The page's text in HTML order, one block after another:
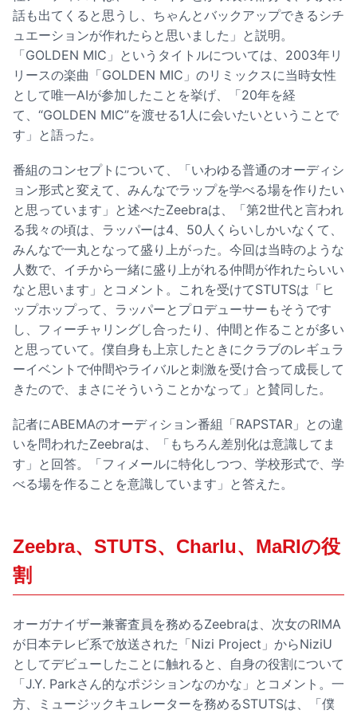
話も出てくると思うし、ちゃんとバックアップできるシチ
ュエーションが作れたらと思いました」と説明。
「GOLDEN MIC」というタイトルについては、2003年リ
リースの楽曲「GOLDEN MIC」のリミックスに当時女性
として唯一AIが参加したことを挙げ、「20年を経
て、“GOLDEN MIC”を渡せる1人に会いたいということで
す」と語った。
番組のコンセプトについて、「いわゆる普通のオーディシ
ョン形式と変えて、みんなでラップを学べる場を作りたい
と思っています」と述べたZeebraは、「第2世代と言われ
る我々の頃は、ラッパーは4、50人くらいしかいなくて、
みんなで一丸となって盛り上がった。今回は当時のような
人数で、イチから一緒に盛り上がれる仲間が作れたらいい
なと思います」とコメント。これを受けてSTUTSは「ヒ
ップホップって、ラッパーとプロデューサーもそうです
し、フィーチャリングし合ったり、仲間と作ることが多い
と思っていて。僕自身も上京したときにクラブのレギュラ
ーイベントで仲間やライバルと刺激を受け合って成長して
きたので、まさにそういうことかなって」と賛同した。
記者にABEMAのオーディション番組「RAPSTAR」との違
いを問われたZeebraは、「もちろん差別化は意識してま
す」と回答。「フィメールに特化しつつ、学校形式で、学
べる場を作ることを意識しています」と答えた。
Zeebra、STUTS、Charlu、MaRIの役
割
オーガナイザー兼審査員を務めるZeebraは、次女のRIMA
が日本テレビ系で放送された「Nizi Project」からNiziU
としてデビューしたことに触れると、自身の役割について
「J.Y. Parkさん的なポジションなのかな」とコメント。一
方、ミュージックキュレーターを務めるSTUTSは、「僕